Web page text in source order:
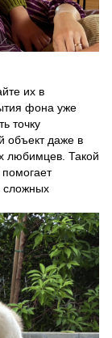
их в
фона уже
точку
объект даже в
любимцев. Такой
сложных